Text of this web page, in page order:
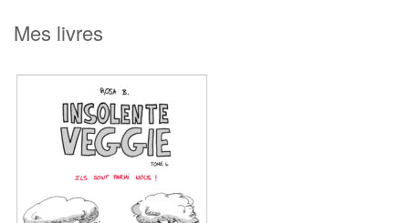
c
Mes livres